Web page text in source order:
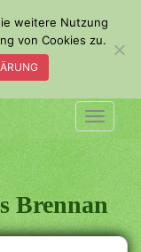
Brennan
weitere Nutzung
von Cookies zu.